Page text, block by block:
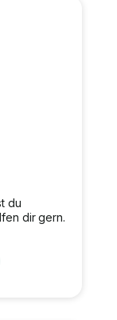
du
dir gern.